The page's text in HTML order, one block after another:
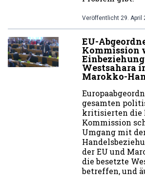
Veröffentlicht 29. April
EU-
Kommission
Westsahara
Marokko-
gesamten
kritisierten die
Kommission
Umgang mit
der EU und
die besetzte
betreffen, und